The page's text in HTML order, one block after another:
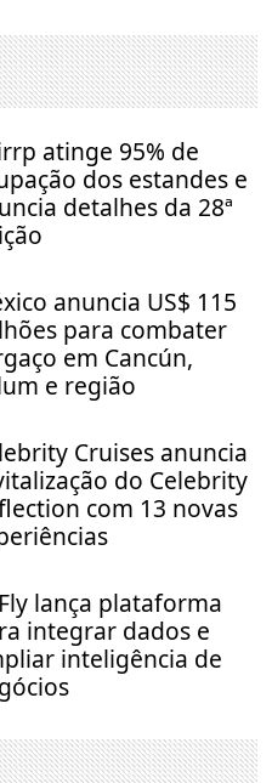
atinge 95% de
dos estandes e
detalhes da 28ª
anuncia US$ 115
para combater
em Cancún,
e região
Cruises anuncia
do Celebrity
com 13 novas
lança plataforma
integrar dados e
inteligência de